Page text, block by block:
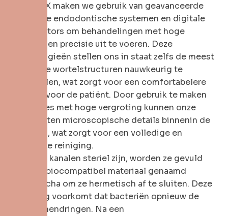
Bij Dent X maken we gebruik van geavanceerde
roterende endodontische systemen en digitale
apexlocators om behandelingen met hoge
snelheid en precisie uit te voeren. Deze
technologieën stellen ons in staat zelfs de meest
complexe wortelstructuren nauwkeurig te
behandelen, wat zorgt voor een comfortabelere
ervaring voor de patiënt. Door gebruik te maken
van loupes met hoge vergroting kunnen onze
specialisten microscopische details binnenin de
tand zien, wat zorgt voor een volledige en
effectieve reiniging.
Zodra de kanalen steriel zijn, worden ze gevuld
met een biocompatibel materiaal genaamd
guttapercha om ze hermetisch af te sluiten. Deze
afsluiting voorkomt dat bacteriën opnieuw de
tand binnendringen. Na een